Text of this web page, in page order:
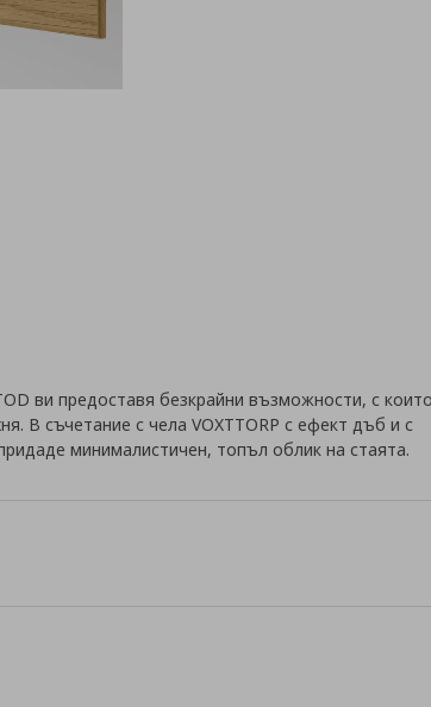
ви предоставя безкрайни възможности, с
В съчетание с чела VOXTTORP с ефект дъб и с
минималистичен, топъл облик на стаята.